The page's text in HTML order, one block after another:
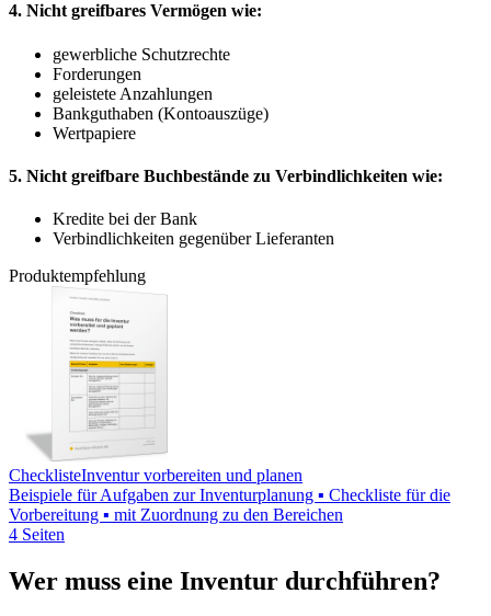
4. Nicht greifbares Vermögen wie:
gewerbliche Schutzrechte
Forderungen
geleistete Anzahlungen
Bankguthaben (Kontoauszüge)
Wertpapiere
5. Nicht greifbare Buchbestände zu Verbindlichkeiten wie:
Kredite bei der Bank
Verbindlichkeiten gegenüber Lieferanten
Produktempfehlung
ChecklisteInventur vorbereiten und planen
Beispiele für Aufgaben zur Inventurplanung ▪ Checkliste für die
Vorbereitung ▪ mit Zuordnung zu den Bereichen
4 Seiten
Wer muss eine Inventur durchführen?